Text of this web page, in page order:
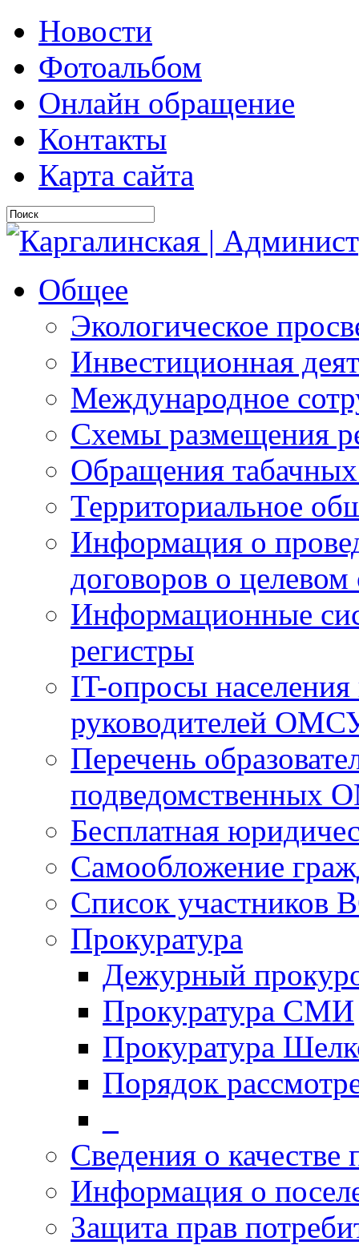
Новости
Фотоальбом
Онлайн обращение
Контакты
Карта сайта
Общее
Экологическое
Инвестиционная
Международное
Схемы размещения
Обращения
Территориальное
Информация о
договоров о
Информационные
регистры
IT-опросы населения
руководителей
Перечень
подведомственных
Бесплатная
Самообложение
Список участников
Прокуратура
Дежурный
Прокуратура СМИ
Прокуратура
Порядок
Сведения о качестве
Информация о
Защита прав